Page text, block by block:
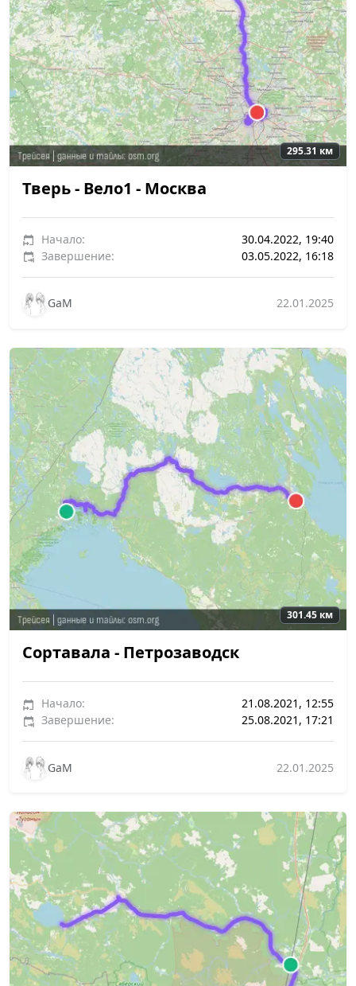
295.31 км
Тверь - Вело1 - Москва
Начало:
30.04.2022, 19:40
Завершение:
03.05.2022, 16:18
GaM 22.01.2025
301.45 км
Сортавала - Петрозаводск
Начало:
21.08.2021, 12:55
Завершение:
25.08.2021, 17:21
GaM 22.01.2025